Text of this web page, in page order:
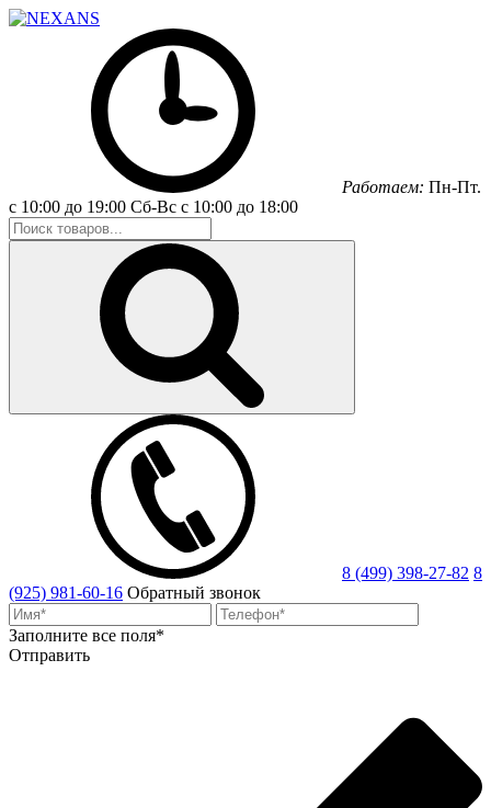
Работаем: Пн-Пт.
с 10:00 до 19:00 Сб-Вс с 10:00 до 18:00
8 (499) 398-27-82 8
(925) 981-60-16 Обратный звонок
Заполните все поля*
Отправить